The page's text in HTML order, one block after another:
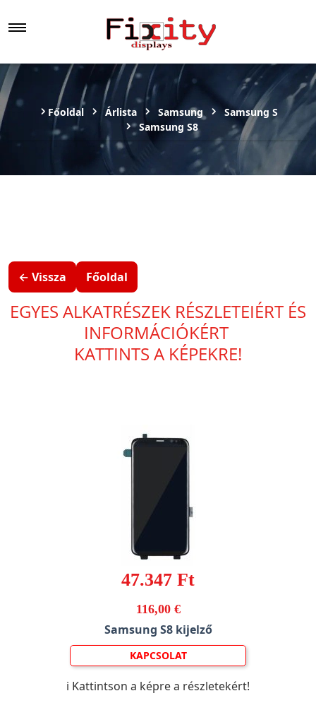
Főoldal Árlista Samsung
Samsung S
Samsung S8
← Vissza Főoldal
EGYES ALKATRÉSZEK RÉSZLETEIÉRT ÉS
INFORMÁCIÓKÉRT
KATTINTS A KÉPEKRE!
47.347 Ft
116,00 €
Samsung S8 kijelző
KAPCSOLAT
ℹ️ Kattintson a képre a részletekért!